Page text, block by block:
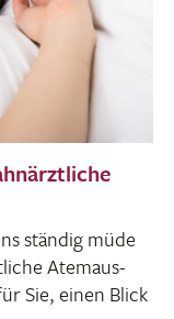
ständig müde
Atem­aus­
Sie, einen Blick